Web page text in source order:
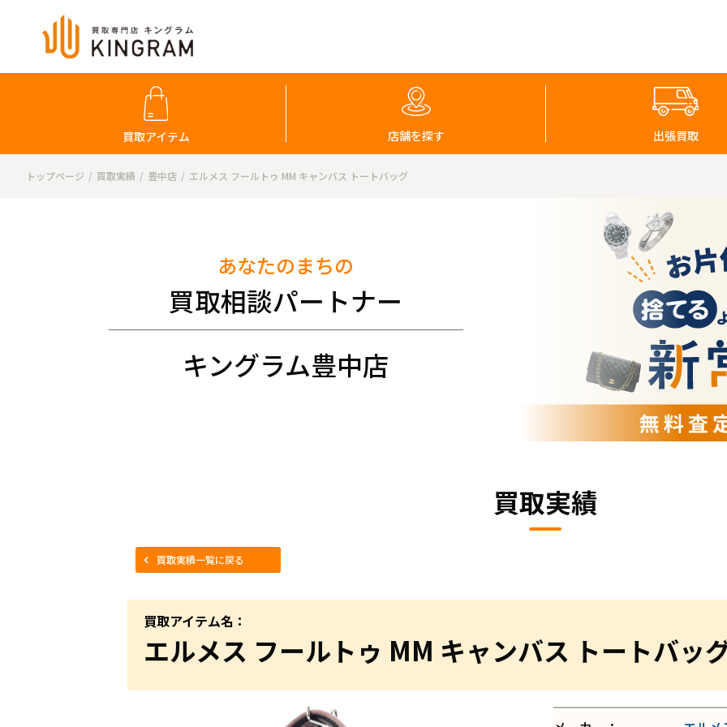
買取アイテム 店舗を探す 出張買取
トップページ 買取実績 豊中店 エルメス フールトゥ MM キャンバス トートバッグ
キングラム豊中店
あなたのまちの
買取相談パートナー
買取実績
買取実績一覧に戻る
買取アイテム名：
エルメス フールトゥ MM キャンバス トートバッ